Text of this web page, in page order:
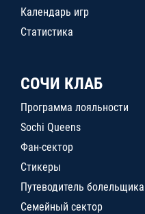
Календарь игр
Статистика
СОЧИ КЛАБ
Программа лояльности
Sochi Queens
Фан-сектор
Стикеры
Путеводитель болельщика
Семейный сектор